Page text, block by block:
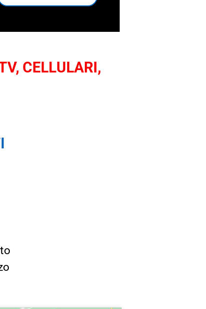
CELLULARI,